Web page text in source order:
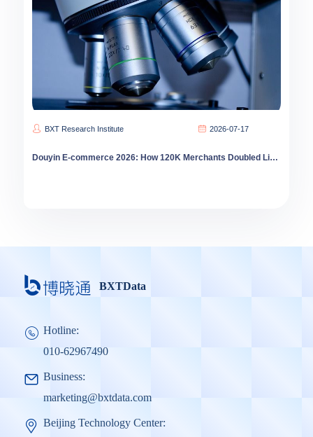
BXT Research Institute 2026-07-17
Douyin E-commerce 2026: How 120K Merchants Doubled Livestream Sales
BXTData
Hotline:
010-62967490
Business:
marketing@bxtdata.com
Beijing Technology Center: